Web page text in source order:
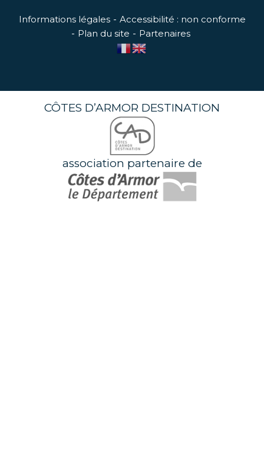
Informations légales
Accessibilité : non conforme
Plan du site
Partenaires
CÔTES D’ARMOR DESTINATION
association partenaire de